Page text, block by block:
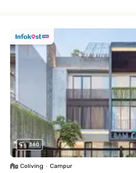
360
Coliving • Campur